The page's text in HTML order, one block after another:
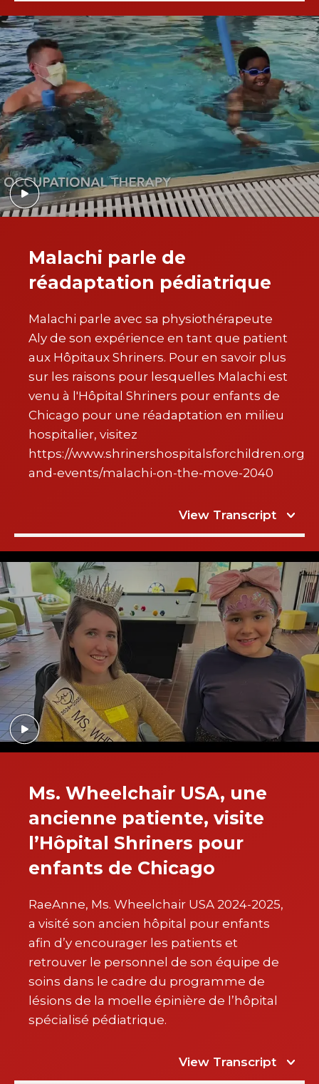
Malachi parle de
réadaptation pédiatrique
Malachi parle avec sa physiothérapeute
Aly de son expérience en tant que patient
aux Hôpitaux Shriners. Pour en savoir plus
sur les raisons pour lesquelles Malachi est
venu à l'Hôpital Shriners pour enfants de
Chicago pour une réadaptation en milieu
hospitalier, visitez
https://www.shrinershospitalsforchildren.org/
and-events/malachi-on-the-move-2040
View Transcript
Ms. Wheelchair USA, une
ancienne patiente, visite
l’Hôpital Shriners pour
enfants de Chicago
RaeAnne, Ms. Wheelchair USA 2024-2025,
a visité son ancien hôpital pour enfants
afin d’y encourager les patients et
retrouver le personnel de son équipe de
soins dans le cadre du programme de
lésions de la moelle épinière de l’hôpital
spécialisé pédiatrique.
View Transcript